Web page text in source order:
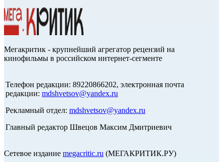
Мегакритик - крупнейший агрегатор рецензий на
кинофильмы в российском интернет-сегменте
Телефон редакции: 89220866202, электронная почта
редакции: mdshvetsov@yandex.ru
Рекламный отдел: mdshvetsov@yandex.ru
Главный редактор Швецов Максим Дмитриевич
Сетевое издание megacritic.ru (МЕГАКРИТИК.РУ)